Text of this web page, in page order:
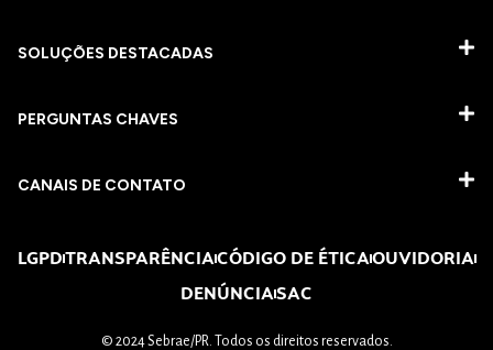
SOLUÇÕES DESTACADAS
PERGUNTAS CHAVES​
CANAIS DE CONTATO
LGPDTRANSPARÊNCIACÓDIGO DE ÉTICAOUVIDORIA
DENÚNCIASAC
© 2024 Sebrae/PR. Todos os direitos reservados.